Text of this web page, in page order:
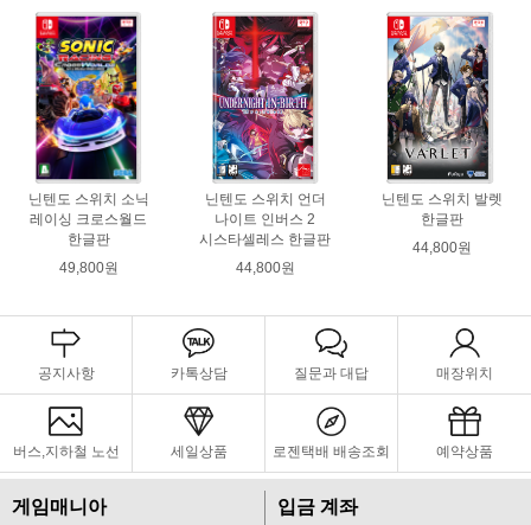
닌텐도 스위치 소닉
레이싱 크로스월드
한글판
49,800원
닌텐도 스위치 언더
나이트 인버스 2
시스타셀레스 한글판
44,800원
닌텐도 스위치 발렛
한글판
44,800원
공지사항 카톡상담 질문과 대답 매장위치
버스,지하철 노선 세일상품 로젠택배 배송조회 예약상품
게임매니아 입금 계좌